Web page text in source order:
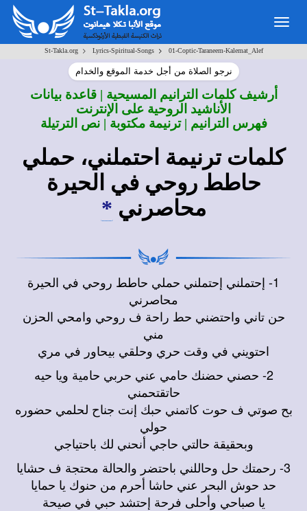
St-Takla.org> Lyrics-Spiritual-Songs> 01-Coptic-Taraneem-Kalemat_Alef
نرجو الصلاة من أجل خدمة الموقع والخدام
أرشيف كلمات الترانيم المسيحية | قاعدة بيانات
الأناشيد الروحية على الإنترنت
فهرس الترانيم | ترنيمة مكتوبة | نص الترتيلة
كلمات ترنيمة احتملني، حملي
حاطط روحي في الحيرة
محاصرني *
1- إحتملني إحتملني حملي حاطط روحي في الحيرة
محاصرني
حن تاني واحتضني حط راحة ف روحي وامحي الحزن
مني
احتويني في وقت حري وحلقي بيحاور في مري
2- حصني حضنك حامي عني حربي حامية ويا حيه
حاتقتحمني
بح صوتي ف حوت كاتمني حبك إنت جناح لحلمي حضوره
حولي
وبحقيقة حالتي حاجي أنحني لك باحتياجي
3- رحمتك حل وحاللني باحتضر والحالة محتجة ف حشايا
حد حوش البحر عني حاشا أحرم من حنوك يا حمايا
يا صباحي وأحلى فرحة إحتشد حبي في صيحة